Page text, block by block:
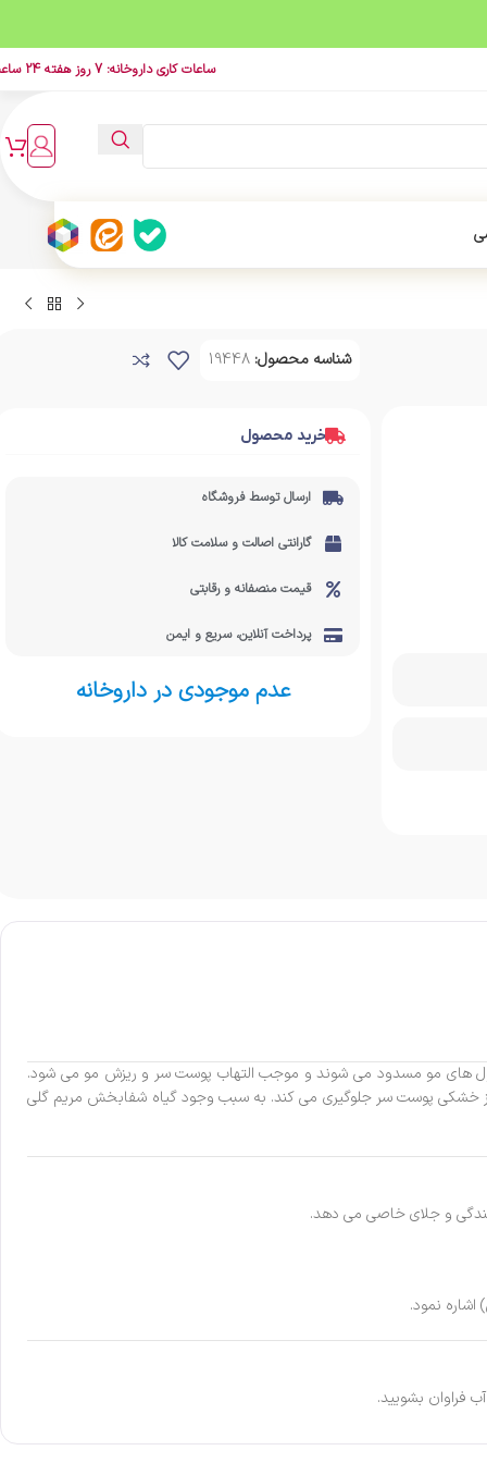
ساعات کاری داروخانه: 7 روز هفته 24 ساعت
شناسه محصول: 19448
خرید محصول
ارسال توسط فروشگاه
گارانتی اصالت و سلامت کالا
قیمت منصفانه و رقابتی
پرداخت آنلاین، سریع و ایمن
عدم موجودی در داروخانه
های مو مسدود می شوند و موجب التهاب پوست سر و ریزش مو می شود.
از خشکی پوست سر جلوگیری می کند. به سبب وجود گیاه شفابخش مریم گلی
و جلای خاصی می دهد.
نمود.
فراوان بشویید.